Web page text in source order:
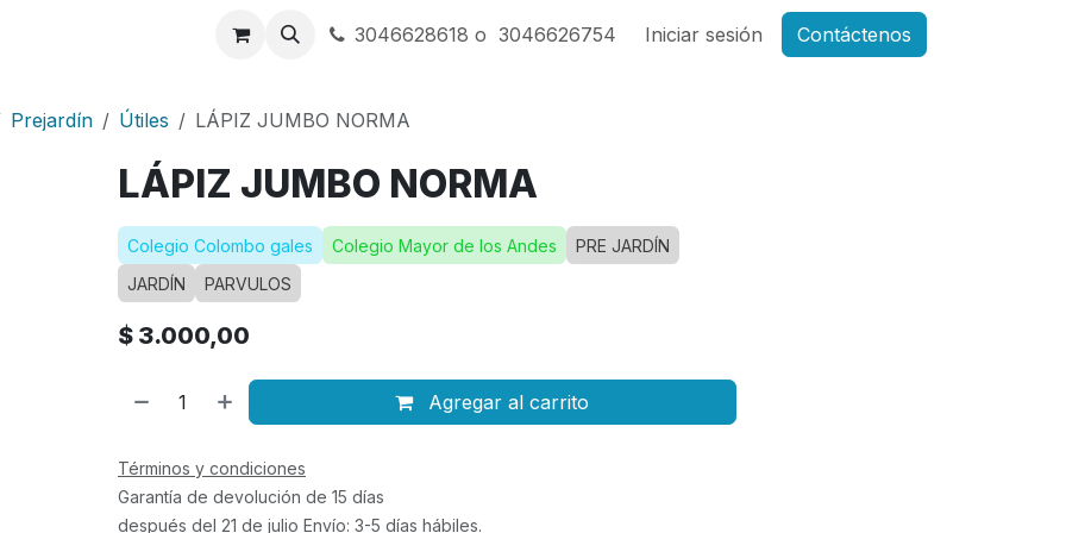
3046628618 o 3046626754 Iniciar sesión Contáctenos
Prejardín Útiles LÁPIZ JUMBO NORMA
LÁPIZ JUMBO NORMA
Colegio Colombo gales Colegio Mayor de los Andes
PRE JARDÍN
JARDÍN
PARVULOS
$ 3.000,00
Agregar al carrito
Términos y condiciones
Garantía de devolución de 15 días
después del 21 de julio Envío: 3-5 días hábiles.